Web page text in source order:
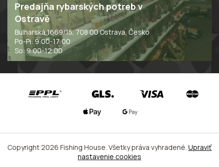
Predajňa rybarských potreb v
Ostravě
Bulharská 1669/15, 708 00 Ostrava, Česko
Po-Pi: 9:00-17:00
So: 9:00-12:00
Copyright 2026 Fishing House. Všetky práva vyhradené. Upraviť
nastavenie cookies